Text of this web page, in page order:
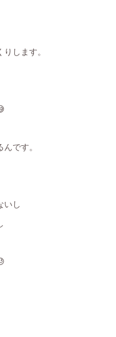
します。
です。
いし